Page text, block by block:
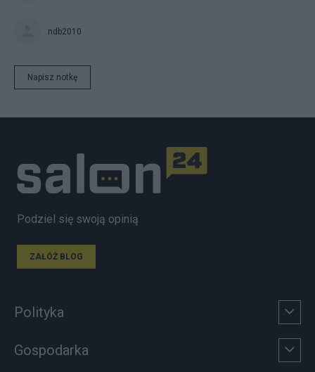
ndb2010
Napisz notkę
Podziel się swoją opinią
ZAŁÓŻ BLOG
Polityka
Gospodarka